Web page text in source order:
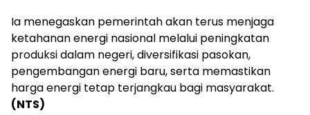
Ia menegaskan pemerintah akan terus menjaga
ketahanan energi nasional melalui peningkatan
produksi dalam negeri, diversifikasi pasokan,
pengembangan energi baru, serta memastikan
harga energi tetap terjangkau bagi masyarakat.
(NTS)